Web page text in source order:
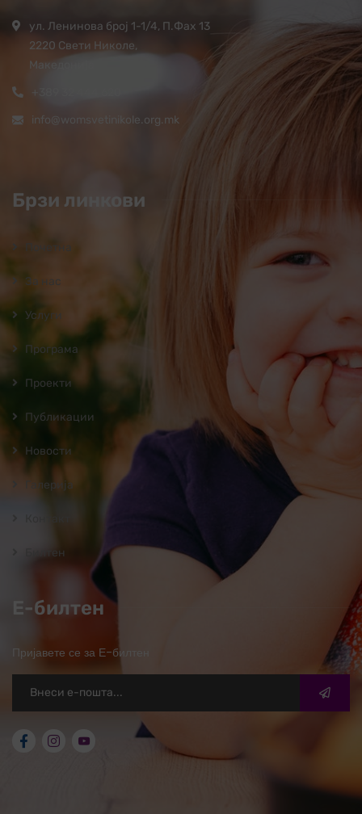
ул. Ленинова број 1-1/4, П.Фах 13
2220 Свети Николе,
Македонија
info@womsvetinikole.org.mk
Брзи линкови
Почетна
За нас
Услуги
Програмa
Проекти
Публикации
Новости
Галерија
Билтен
Е-билтен
Пријавете се за Е-билтен